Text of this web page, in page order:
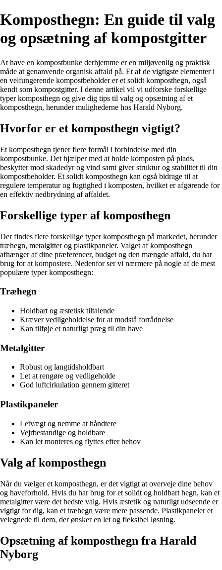
Komposthegn: En guide til valg
og opsætning af kompostgitter
At have en kompostbunke derhjemme er en miljøvenlig og praktisk
måde at genanvende organisk affald på. Et af de vigtigste elementer i
en velfungerende kompostbeholder er et solidt komposthegn, også
kendt som kompostgitter. I denne artikel vil vi udforske forskellige
typer komposthegn og give dig tips til valg og opsætning af et
komposthegn, herunder mulighederne hos Harald Nyborg.
Hvorfor er et komposthegn vigtigt?
Et komposthegn tjener flere formål i forbindelse med din
kompostbunke. Det hjælper med at holde komposten på plads,
beskytter mod skadedyr og vind samt giver struktur og stabilitet til din
kompostbeholder. Et solidt komposthegn kan også bidrage til at
regulere temperatur og fugtighed i komposten, hvilket er afgørende for
en effektiv nedbrydning af affaldet.
Forskellige typer af komposthegn
Der findes flere forskellige typer komposthegn på markedet, herunder
træhegn, metalgitter og plastikpaneler. Valget af komposthegn
afhænger af dine præferencer, budget og den mængde affald, du har
brug for at kompostere. Nedenfor ser vi nærmere på nogle af de mest
populære typer komposthegn:
Træhegn
Holdbart og æstetisk tiltalende
Kræver vedligeholdelse for at modstå forrådnelse
Kan tilføje et naturligt præg til din have
Metalgitter
Robust og langtidsholdbart
Let at rengøre og vedligeholde
God luftcirkulation gennem gitteret
Plastikpaneler
Letvægt og nemme at håndtere
Vejrbestandige og holdbare
Kan let monteres og flyttes efter behov
Valg af komposthegn
Når du vælger et komposthegn, er det vigtigt at overveje dine behov
og haveforhold. Hvis du har brug for et solidt og holdbart hegn, kan et
metalgitter være det bedste valg. Hvis æstetik og naturligt udseende er
vigtigt for dig, kan et træhegn være mere passende. Plastikpaneler er
velegnede til dem, der ønsker en let og fleksibel løsning.
Opsætning af komposthegn fra Harald
Nyborg